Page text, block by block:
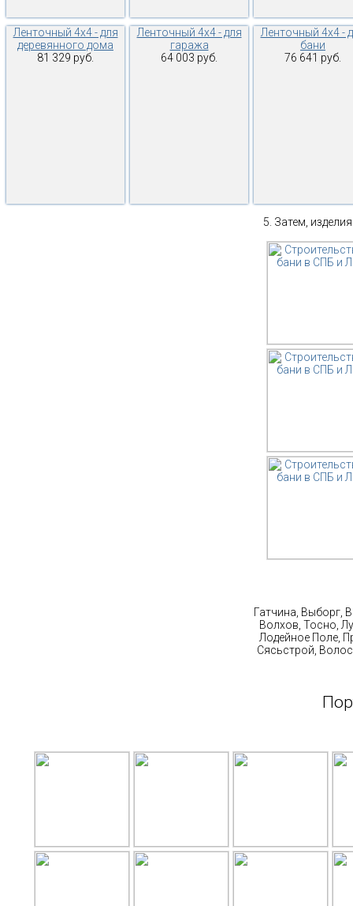
Ленточный 4х4 - для
деревянного дома
81 329 руб.
Ленточный 4х4 - для
гаража
64 003 руб.
Ленточный 4х4 -
бани
76 641 руб.
Затем,
Гатчина, Выборг,
Волхов, Тосно,
Лодейное Поле,
Сясьстрой,